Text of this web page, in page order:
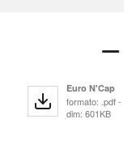
Euro N'Cap
formato: .pdf -
dim: 601KB